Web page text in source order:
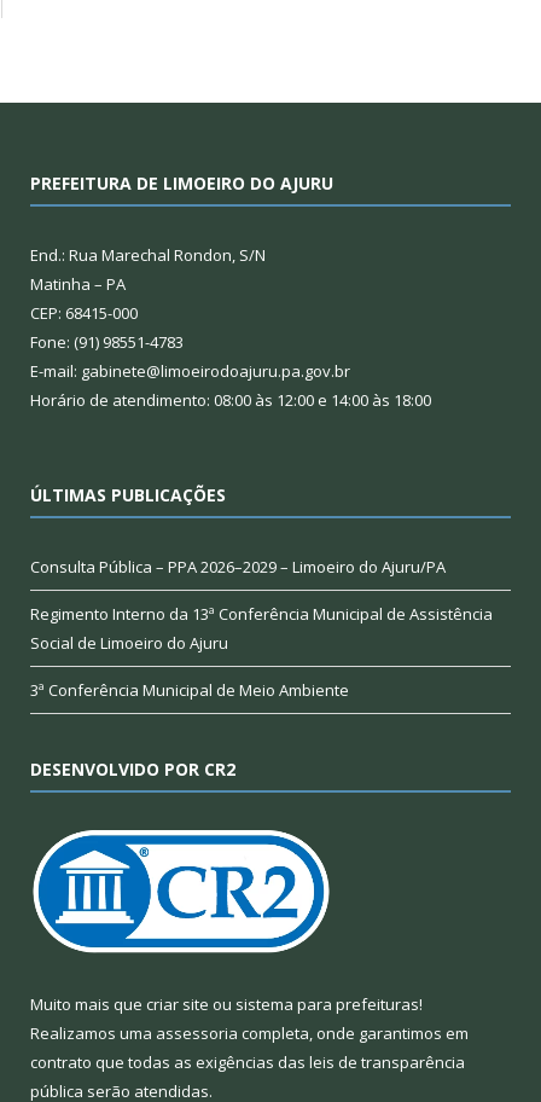
PREFEITURA DE LIMOEIRO DO AJURU
End.: Rua Marechal Rondon, S/N
Matinha – PA
CEP: 68415-000
Fone: (91) 98551-4783
E-mail: gabinete@limoeirodoajuru.pa.gov.br
Horário de atendimento: 08:00 às 12:00 e 14:00 às 18:00
ÚLTIMAS PUBLICAÇÕES
Consulta Pública – PPA 2026–2029 – Limoeiro do Ajuru/PA
Regimento Interno da 13ª Conferência Municipal de Assistência
Social de Limoeiro do Ajuru
3ª Conferência Municipal de Meio Ambiente
DESENVOLVIDO POR CR2
Muito mais que criar site ou sistema para prefeituras!
Realizamos uma assessoria completa, onde garantimos em
contrato que todas as exigências das leis de transparência
pública serão atendidas.